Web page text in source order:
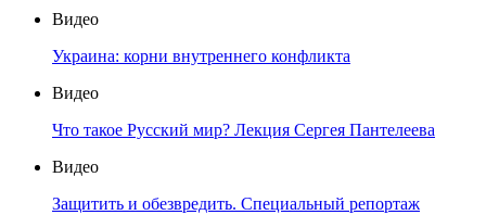
Видео
Украина: корни внутреннего конфликта
Видео
Что такое Русский мир? Лекция Сергея Пантелеева
Видео
Защитить и обезвредить. Специальный репортаж